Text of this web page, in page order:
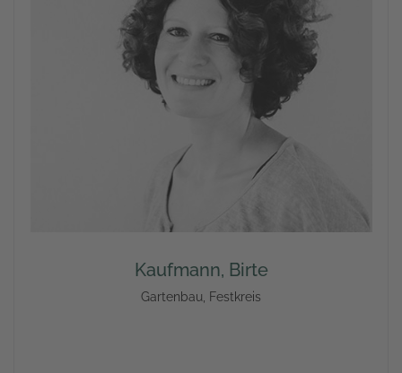
Kaufmann, Birte
Gartenbau, Festkreis